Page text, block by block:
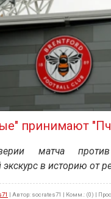
принимают
матча против
в историю от
| Автор: socrates71 | Комм.: (0) |